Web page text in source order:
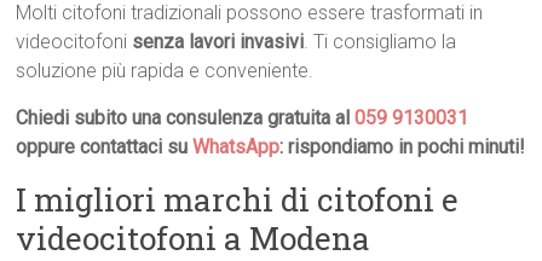
Molti citofoni tradizionali possono essere trasformati in
videocitofoni senza lavori invasivi. Ti consigliamo la
soluzione più rapida e conveniente.
Chiedi subito una consulenza gratuita al059 9130031
oppure contattaci suWhatsApp: rispondiamo in pochi minuti!
I migliori marchi di citofoni e
videocitofoni a Modena